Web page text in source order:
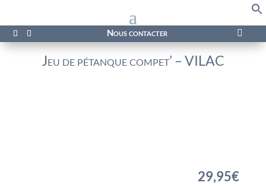
Nous contacter 
Jeu de pétanque compet’ – VILAC
29,95€